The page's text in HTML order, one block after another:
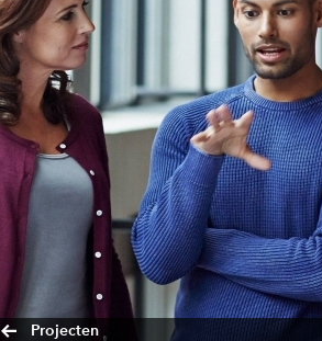
Projecten